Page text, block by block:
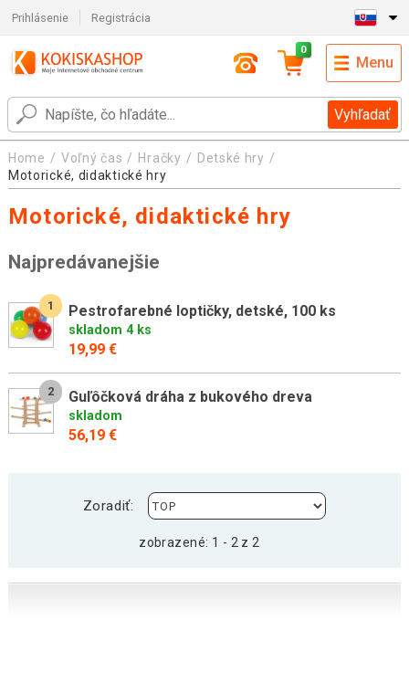
Prihlásenie Registrácia
Vyhľadať
0
Menu
Home Voľný čas Hračky
Detské hry
Motorické, didaktické hry
Motorické, didaktické hry
Najpredávanejšie
1 Pestrofarebné loptičky, detské, 100 ks
skladom 4 ks
19,99 €
2 Guľôčková dráha z bukového dreva
skladom
56,19 €
Zoradiť:
zobrazené: 1 - 2 z 2